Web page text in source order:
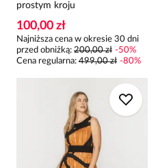
prostym kroju
100,00 zł
Najniższa cena w okresie 30 dni
przed obniżką: 200,00 zł -50%
Cena regularna: 499,00 zł -80%